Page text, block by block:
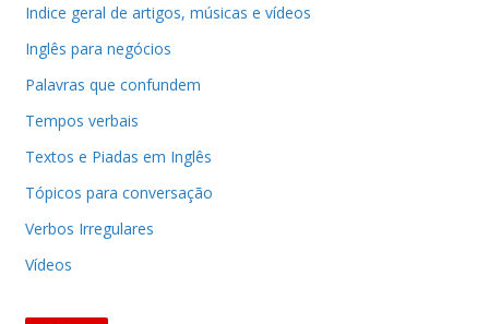
Indice geral de artigos, músicas e vídeos
Inglês para negócios
Palavras que confundem
Tempos verbais
Textos e Piadas em Inglês
Tópicos para conversação
Verbos Irregulares
Vídeos